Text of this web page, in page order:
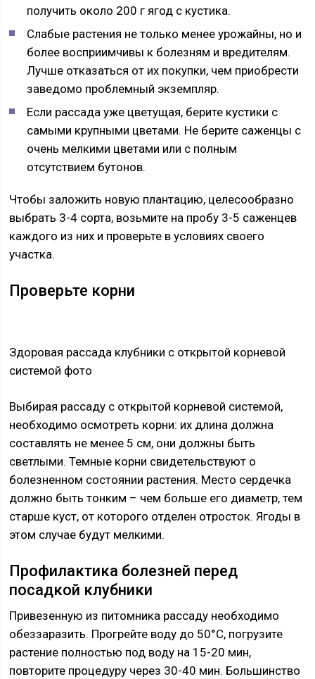
получить около 200 г ягод с кустика.
Слабые растения не только менее урожайны, но и
более восприимчивы к болезням и вредителям.
Лучше отказаться от их покупки, чем приобрести
заведомо проблемный экземпляр.
Если рассада уже цветущая, берите кустики с
самыми крупными цветами. Не берите саженцы с
очень мелкими цветами или с полным
отсутствием бутонов.
Чтобы заложить новую плантацию, целесообразно
выбрать 3-4 сорта, возьмите на пробу 3-5 саженцев
каждого из них и проверьте в условиях своего
участка.
Проверьте корни
Здоровая рассада клубники с открытой корневой
системой фото
Выбирая рассаду с открытой корневой системой,
необходимо осмотреть корни: их длина должна
составлять не менее 5 см, они должны быть
светлыми. Темные корни свидетельствуют о
болезненном состоянии растения. Место сердечка
должно быть тонким – чем больше его диаметр, тем
старше куст, от которого отделен отросток. Ягоды в
этом случае будут мелкими.
Профилактика болезней перед
посадкой клубники
Привезенную из питомника рассаду необходимо
обеззаразить. Прогрейте воду до 50°С, погрузите
растение полностью под воду на 15-20 мин,
повторите процедуру через 30-40 мин. Большинство